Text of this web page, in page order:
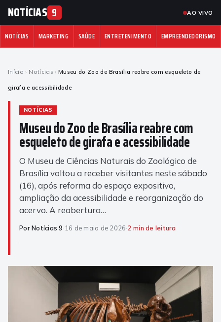
NOTÍCIAS 9 AO VIVO
NOTÍCIAS MARKETING SAÚDE ENTRETENIMENTO EMPREENDEDORISMO
Início › Notícias › Museu do Zoo de Brasília reabre com esqueleto de
girafa e acessibilidade
NOTÍCIAS
Museu do Zoo de Brasília reabre com
esqueleto de girafa e acessibilidade
O Museu de Ciências Naturais do Zoológico de
Brasília voltou a receber visitantes neste sábado
(16), após reforma do espaço expositivo,
ampliação da acessibilidade e reorganização do
acervo. A reabertura…
Por Notícias 9·16 de maio de 2026·2 min de leitura